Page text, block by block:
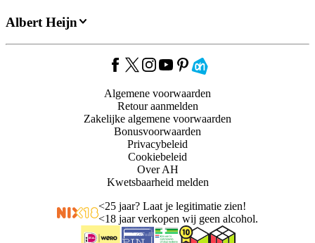
Albert Heijn
Algemene voorwaarden
Retour aanmelden
Zakelijke algemene voorwaarden
Bonusvoorwaarden
Privacybeleid
Cookiebeleid
Over AH
Kwetsbaarheid melden
<25 jaar? Laat je legitimatie zien!
<18 jaar verkopen wij geen alcohol.